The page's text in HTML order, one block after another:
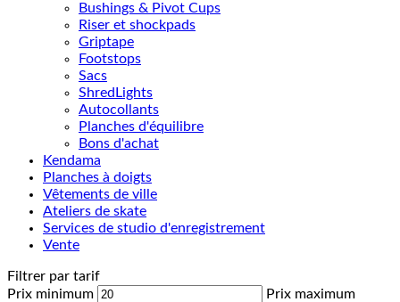
Bushings & Pivot Cups
Riser et shockpads
Griptape
Footstops
Sacs
ShredLights
Autocollants
Planches d'équilibre
Bons d'achat
Kendama
Planches à doigts
Vêtements de ville
Ateliers de skate
Services de studio d'enregistrement
Vente
Filtrer par tarif
Prix minimum
Prix maximum